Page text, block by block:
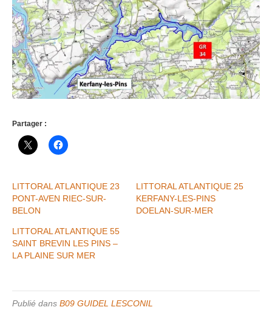
Partager :
LITTORAL ATLANTIQUE 23
PONT-AVEN RIEC-SUR-
BELON
LITTORAL ATLANTIQUE 25
KERFANY-LES-PINS
DOELAN-SUR-MER
LITTORAL ATLANTIQUE 55
SAINT BREVIN LES PINS –
LA PLAINE SUR MER
Publié dans B09 GUIDEL LESCONIL